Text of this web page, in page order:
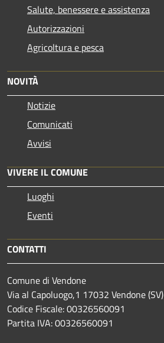
Salute, benessere e assistenza
Autorizzazioni
Agricoltura e pesca
NOVITÀ
Notizie
Comunicati
Avvisi
VIVERE IL COMUNE
Luoghi
Eventi
CONTATTI
Comune di Vendone
Via al Capoluogo,1 17032 Vendone (SV)
Codice Fiscale: 00326560091
Partita IVA: 00326560091